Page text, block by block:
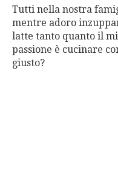
Tutti nella nostra
mentre adoro
latte tanto quanto il
passione è cucinare
giusto?